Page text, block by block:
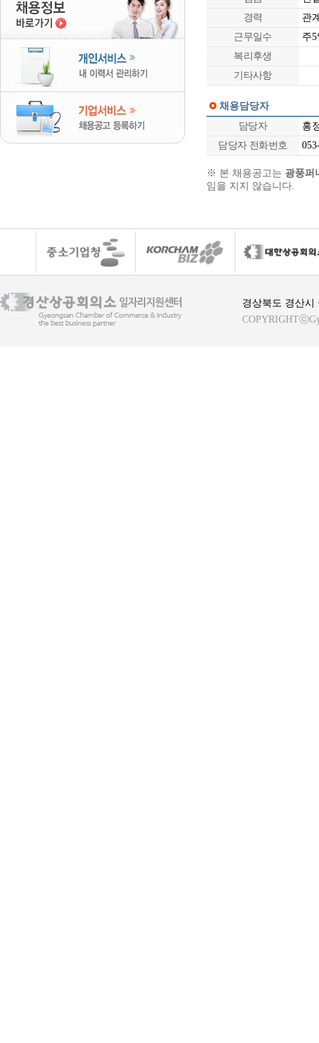
경력
관
근무일수
주
복리후생
기타사항
채용담당자
담당자
홍
담당자 전화번호
※ 본 채용공고는 광풍퍼
임을 지지 않습니다.
경상북도 경산시